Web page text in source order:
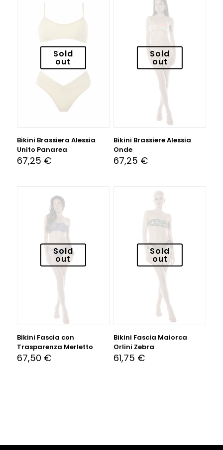
Sold
out
Bikini Brassiera Alessia
Unito Panarea
67,25 €
Sold
out
Bikini Brassiere Alessia
Onde
67,25 €
Sold
out
Bikini Fascia con
Trasparenza Merletto
67,50 €
Sold
out
Bikini Fascia Maiorca
Orlini Zebra
61,75 €